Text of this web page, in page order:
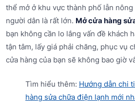
thể mở ở khu vực thành phố lẫn
người dân là rất lớn. Mở cửa hàng
bạn không cần lo lắng vấn đề khách
tận tâm, lấy giá phải chăng, phục vụ
cửa hàng của bạn sẽ không bao giờ
Tìm hiểu thêm: Hướng dẫn chi
hàng sửa chữa điện lạnh mới